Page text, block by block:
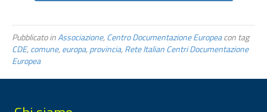
Pubblicato inAssociazione,Centro Documentazione Europeacon tag
CDE,comune,europa,provincia,Rete Italian Centri Documentazione
Europea